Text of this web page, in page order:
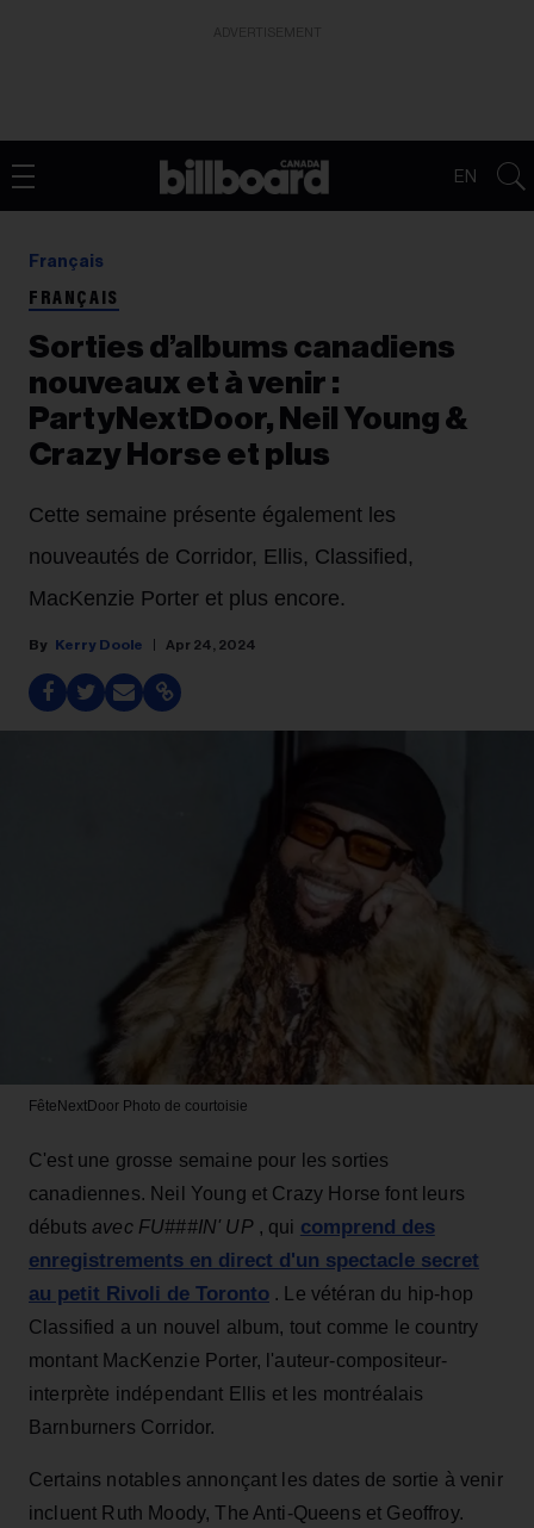
EN
Français
FRANÇAIS
Sorties d’albums canadiens
nouveaux et à venir :
PartyNextDoor, Neil Young &
Crazy Horse et plus
Cette semaine présente également les
nouveautés de Corridor, Ellis, Classified,
MacKenzie Porter et plus encore.
Kerry Doole Apr 24, 2024
FêteNextDoor Photo de courtoisie
C'est une grosse semaine pour les sorties
canadiennes. Neil Young et Crazy Horse font leurs
débutsavec FU###IN' UP, qui comprend des
enregistrements en direct d'un spectacle secret
au petit Rivoli de Toronto . Le vétéran du hip-hop
Classified a un nouvel album, tout comme le country
montant MacKenzie Porter, l'auteur-compositeur-
interprète indépendant Ellis et les montréalais
Barnburners Corridor.
Certains notables annonçant les dates de sortie à venir
incluent Ruth Moody, The Anti-Queens et Geoffroy.